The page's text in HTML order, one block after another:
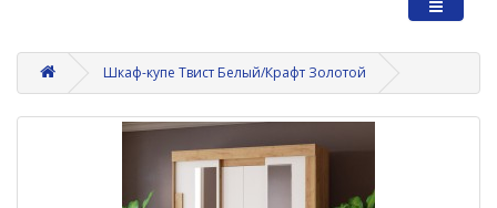
Шкаф-купе Твист Белый/Крафт Золотой